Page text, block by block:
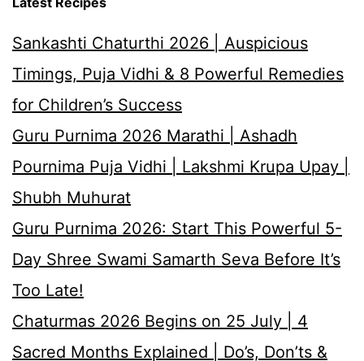
Sankashti Chaturthi 2026 | Auspicious
Timings, Puja Vidhi & 8 Powerful Remedies
for Children’s Success
Guru Purnima 2026 Marathi | Ashadh
Pournima Puja Vidhi | Lakshmi Krupa Upay |
Shubh Muhurat
Guru Purnima 2026: Start This Powerful 5-
Day Shree Swami Samarth Seva Before It’s
Too Late!
Chaturmas 2026 Begins on 25 July | 4
Sacred Months Explained | Do’s, Don’ts &